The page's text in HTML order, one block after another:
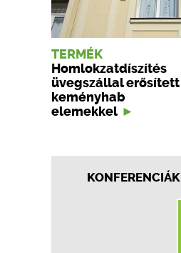
TERMÉK
Homlokzatdíszítés
üvegszállal erősített
keményhab
elemekkel
KONFERENCIÁK